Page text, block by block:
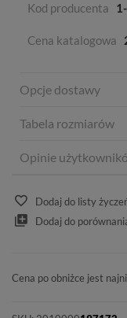
Kod producenta
Cena katalogowa
Opcje dostawy
Tabela rozmiarów
Opinie
Dodaj do listy
Dodaj do
Cena po obniżce jest